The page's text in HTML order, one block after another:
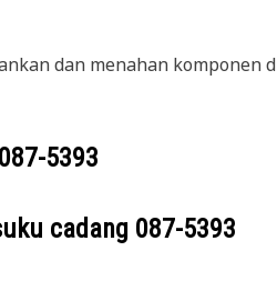
dan menahan komponen
087-5393
cadang 087-5393